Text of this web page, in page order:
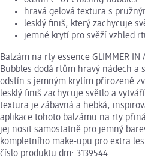
hravá gelová textura s
lesklý finiš, který zachycuje
jemné krytí pro svěží vzhled
Balzám na rty essence GLIMMER IN
Bubbles dodá rtům hravý nádech a
odstín s jemným krytím přirozeně
lesklý finiš zachycuje světlo a
textura je zábavná a hebká,
aplikace tohoto balzámu na rty
jej nosit samostatně pro jemný
kompletního make-upu pro extra
číslo produktu dm: 3139544